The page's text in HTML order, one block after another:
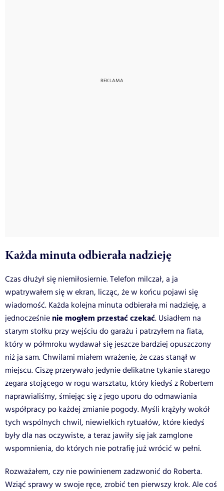
Każda minuta odbierała nadzieję
Czas dłużył się niemiłosiernie. Telefon milczał, a ja
wpatrywałem się w ekran, licząc, że w końcu pojawi się
wiadomość. Każda kolejna minuta odbierała mi nadzieję, a
jednocześnie nie mogłem przestać czekać. Usiadłem na
starym stołku przy wejściu do garażu i patrzyłem na fiata,
który w półmroku wydawał się jeszcze bardziej opuszczony
niż ja sam. Chwilami miałem wrażenie, że czas stanął w
miejscu. Ciszę przerywało jedynie delikatne tykanie starego
zegara stojącego w rogu warsztatu, który kiedyś z Robertem
naprawialiśmy, śmiejąc się z jego uporu do odmawiania
współpracy po każdej zmianie pogody. Myśli krążyły wokół
tych wspólnych chwil, niewielkich rytuałów, które kiedyś
były dla nas oczywiste, a teraz jawiły się jak zamglone
wspomnienia, do których nie potrafię już wrócić w pełni.
Rozważałem, czy nie powinienem zadzwonić do Roberta.
Wziąć sprawy w swoje ręce, zrobić ten pierwszy krok. Ale coś